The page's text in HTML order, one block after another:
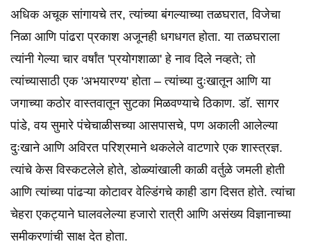
अधिक अचूक सांगायचे तर, त्यांच्या बंगल्याच्या तळघरात, विजेचा
निळा आणि पांढरा प्रकाश अजूनही धगधगत होता. या तळघराला
त्यांनी गेल्या चार वर्षांत 'प्रयोगशाळा' हे नाव दिले नव्हते; तो
त्यांच्यासाठी एक 'अभयारण्य' होता – त्यांच्या दुःखातून आणि या
जगाच्या कठोर वास्तवातून सुटका मिळवण्याचे ठिकाण. डॉ. सागर
पांडे, वय सुमारे पंचेचाळीसच्या आसपासचे, पण अकाली आलेल्या
दुःखाने आणि अविरत परिश्रमाने थकलेले वाटणारे एक शास्त्रज्ञ.
त्यांचे केस विस्कटलेले होते, डोळ्यांखाली काळी वर्तुळे जमली होती
आणि त्यांच्या पांढऱ्या कोटावर वेल्डिंगचे काही डाग दिसत होते. त्यांचा
चेहरा एकट्याने घालवलेल्या हजारो रात्री आणि असंख्य विज्ञानाच्या
समीकरणांची साक्ष देत होता.